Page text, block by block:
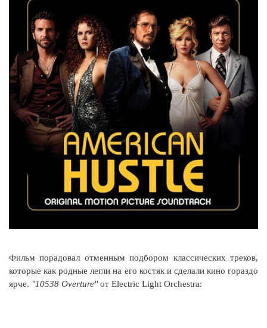
Фильм порадовал отменным подбором классических треков,
которые как родные легли на его костяк и сделали кино гораздо
ярче. "10538 Overture"от Electric Light Orchestra: